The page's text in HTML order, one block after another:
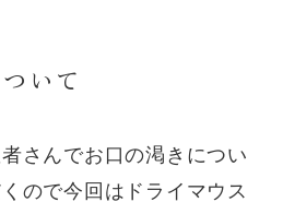
いて
さんでお口の渇きについ
ので今回はドライマウス